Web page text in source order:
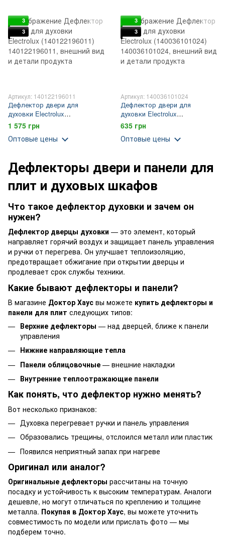
3
3
Артикул: 140122196011
Дефлектор двери для
духовки Electrolux
(140122196011)
1 575 грн
Оптовые цены
3
3
Артикул: 140036101024
Дефлектор двери для
духовки Electrolux
(140036101024)
635 грн
Оптовые цены
Дефлекторы двери и панели для
плит и духовых шкафов
Что такое дефлектор духовки и зачем он
нужен?
Дефлектор дверцы духовки — это элемент, который
направляет горячий воздух и защищает панель управления
и ручки от перегрева. Он улучшает теплоизоляцию,
предотвращает обжигание при открытии дверцы и
продлевает срок службы техники.
Какие бывают дефлекторы и панели?
В магазине Доктор Хаус вы можете купить дефлекторы и
панели для плит следующих типов:
Верхние дефлекторы — над дверцей, ближе к панели
управления
Нижние направляющие тепла
Панели облицовочные — внешние накладки
Внутренние теплоотражающие панели
Как понять, что дефлектор нужно менять?
Вот несколько признаков:
Духовка перегревает ручки и панель управления
Образовались трещины, отслоился металл или пластик
Появился неприятный запах при нагреве
Оригинал или аналог?
Оригинальные дефлекторы рассчитаны на точную
посадку и устойчивость к высоким температурам. Аналоги
дешевле, но могут отличаться по креплению и толщине
металла. Покупая в Доктор Хаус, вы можете уточнить
совместимость по модели или прислать фото — мы
подберем точно.